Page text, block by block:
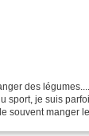
des
sport, je suis
souvent manger